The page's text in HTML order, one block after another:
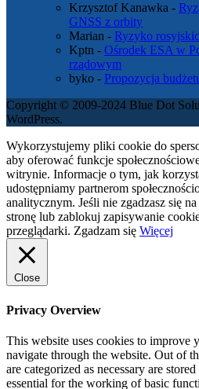
Krzysztof Kanawka -
GNSS z orbity
Marian - Ryzyko
Kptn - Ośrodek ESA w
rządowym
byko - Propozycja
Copyright © 2009-2024 Blue Dot
WordPress.
Wykorzystujemy pliki cookie do
aby oferować funkcje
witrynie. Informacje o tym, jak
udostępniamy partnerom
analitycznym. Jeśli nie zgadzasz się
stronę lub zablokuj zapisywanie
przeglądarki. Zgadzam się Więcej
Close
Privacy Overview
This website uses cookies to improve
navigate through the website. Out of
are categorized as necessary are
essential for the working of basic